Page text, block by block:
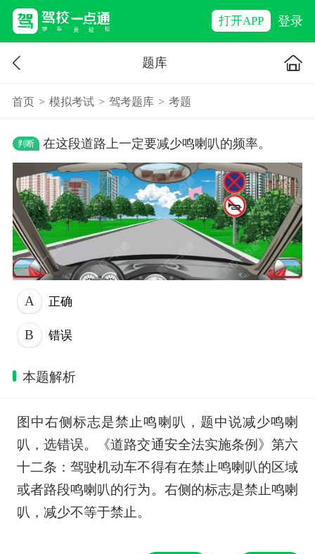
打开APP 登录
题库
首页 > 模拟考试 > 驾考题库 > 考题
判断 在这段道路上一定要减少鸣喇叭的频率。
正确
错误
本题解析
图中右侧标志是禁止鸣喇叭，题中说减少鸣喇
叭，选错误。《道路交通安全法实施条例》第六
十二条：驾驶机动车不得有在禁止鸣喇叭的区域
或者路段鸣喇叭的行为。右侧的标志是禁止鸣喇
叭，减少不等于禁止。